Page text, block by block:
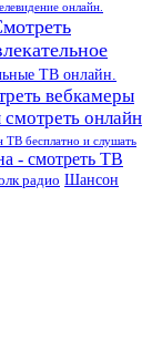
онлайн.
ТВ онлайн.
вебкамеры
онлайн
ТВ бесплатно и слушать
- смотреть ТВ
радио Шансон